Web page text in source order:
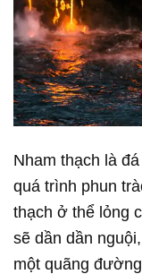
Nham thạch là
quá trình phun
thạch ở thể lỏng
sẽ dần dần
một quãng